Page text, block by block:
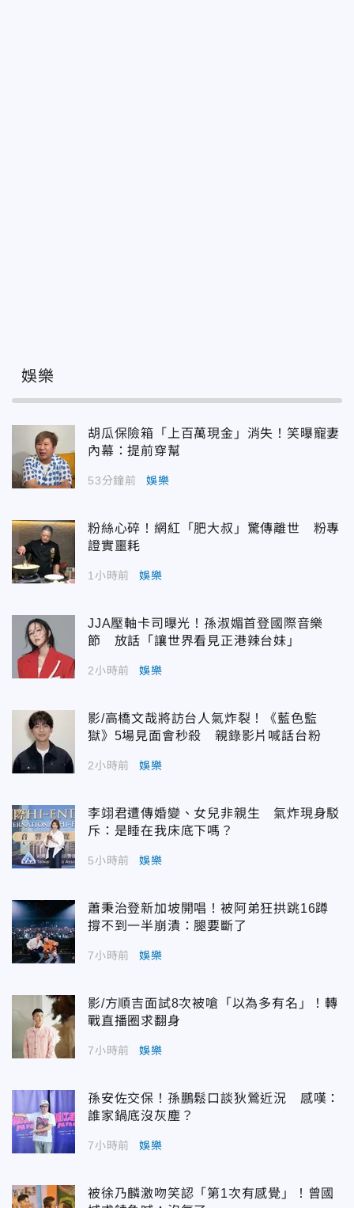
娛樂
胡瓜保險箱「上百萬現金」消失！笑曝寵妻
內幕：提前穿幫
53分鐘前 娛樂
粉絲心碎！網紅「肥大叔」驚傳離世 粉專
證實噩耗
1小時前 娛樂
JJA壓軸卡司曝光！孫淑媚首登國際音樂
節 放話「讓世界看見正港辣台妹」
2小時前 娛樂
影/高橋文哉將訪台人氣炸裂！《藍色監
獄》5場見面會秒殺 親錄影片喊話台粉
2小時前 娛樂
李翊君遭傳婚變、女兒非親生 氣炸現身駁
斥：是睡在我床底下嗎？
5小時前 娛樂
蕭秉治登新加坡開唱！被阿弟狂拱跳16蹲
撐不到一半崩潰：腿要斷了
7小時前 娛樂
影/方順吉面試8次被嗆「以為多有名」！轉
戰直播圈求翻身
7小時前 娛樂
孫安佐交保！孫鵬鬆口談狄鶯近況 感嘆：
誰家鍋底沒灰塵？
7小時前 娛樂
被徐乃麟激吻笑認「第1次有感覺」！曾國